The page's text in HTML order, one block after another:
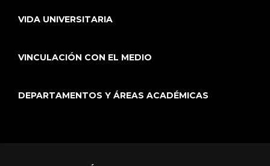
VIDA UNIVERSITARIA
VINCULACIÓN CON EL MEDIO
DEPARTAMENTOS Y ÁREAS ACADÉMICAS